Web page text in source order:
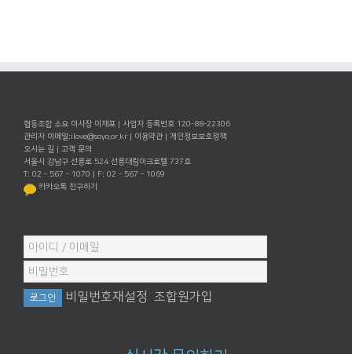
협동조합 소요 이사장 이재포 | 사업자 등록번호 120-88-22306
관리자 이메일:ilove@soyo.or.kr 이용약관
개인정보보호정책
오시는 길
고객 문의
서울시 강남구 선릉로 524 선릉대림아크로텔 737호
T: 02 - 567 - 1070 | F: 02 - 567 - 1069
카카오톡 친구하기
비밀번호재설정 조합원가입